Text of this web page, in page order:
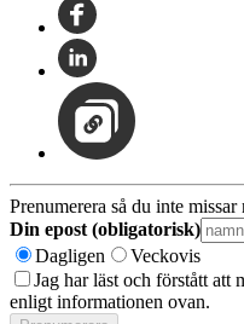
Prenumerera så du inte
Din epost (obligatorisk)
Dagligen
Veckovis
Jag har läst och förstått att
enligt informationen ovan.